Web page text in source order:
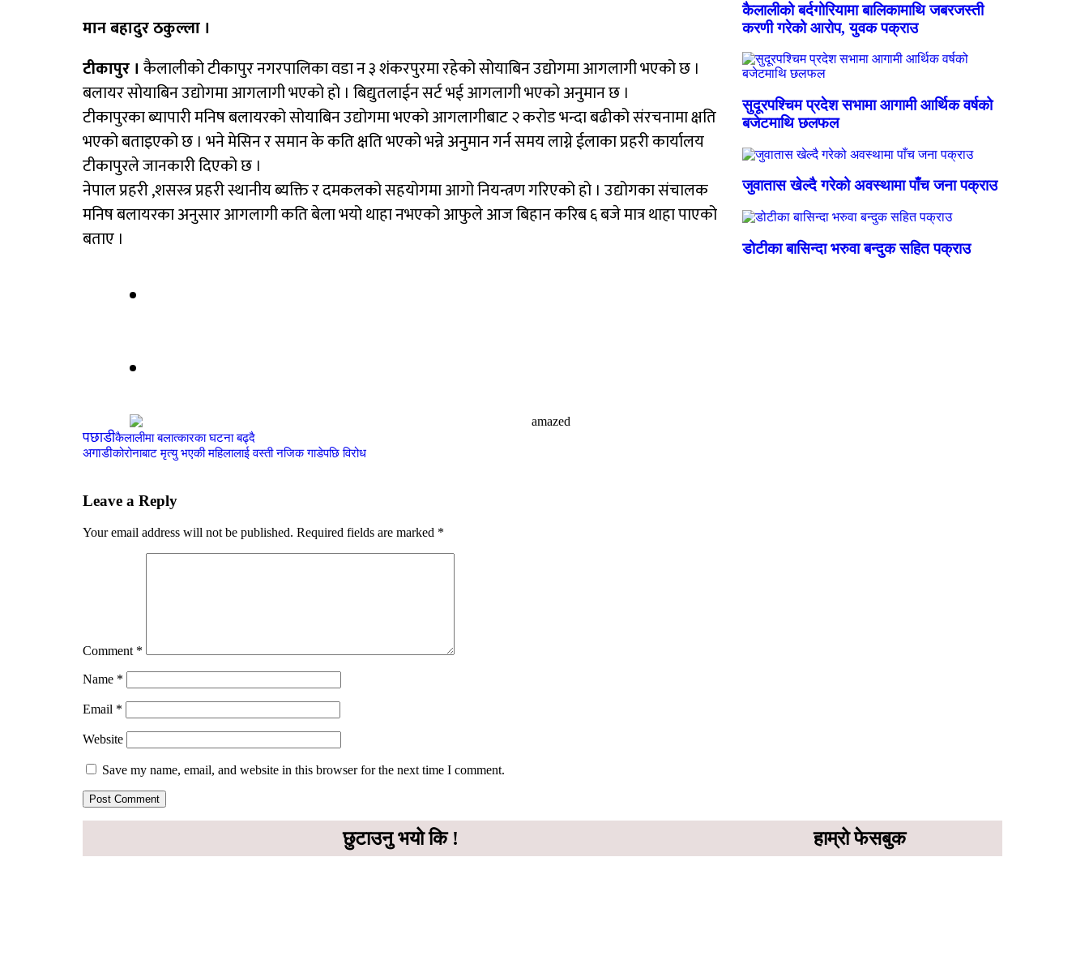
मान बहादुर ठकुल्ला ।
टीकापुर । कैलालीको टीकापुर नगरपालिका वडा न ३ शंकरपुरमा रहेको सोयाबिन उद्योगमा आगलागी भएको छ ।
बलायर सोयाबिन उद्योगमा आगलागी भएको हो । बिद्युतलाईन सर्ट भई आगलागी भएको अनुमान छ ।
टीकापुरका ब्यापारी मनिष बलायरको सोयाबिन उद्योगमा भएको आगलागीबाट २ करोड भन्दा बढीको संरचनामा क्षति
भएको बताइएको छ । भने मेसिन र समान के कति क्षति भएको भन्ने अनुमान गर्न समय लाग्ने ईलाका प्रहरी कार्यालय
टीकापुरले जानकारी दिएको छ ।
नेपाल प्रहरी ,शसस्त्र प्रहरी स्थानीय ब्यक्ति र दमकलको सहयोगमा आगो नियन्त्रण गरिएको हो । उद्योगका संचालक
मनिष बलायरका अनुसार आगलागी कति बेला भयो थाहा नभएको आफुले आज बिहान करिब ६ बजे मात्र थाहा पाएको
बताए ।
कैलालीको बर्दगोरियामा बालिकामाथि जबरजस्ती
करणी गरेको आरोप, युवक पक्राउ
सुदूरपश्चिम प्रदेश सभामा आगामी आर्थिक वर्षको
बजेटमाथि छलफल
जुवातास खेल्दै गरेको अवस्थामा पाँच जना पक्राउ
डोटीका बासिन्दा भरुवा बन्दुक सहित पक्राउ
पछाडीकैलालीमा बलात्कारका घटना बढ्दै
अगाडीकोरोनाबाट मृत्यु भएकी महिलालाई वस्ती नजिक गाडेपछि विरोध
Leave a Reply
Your email address will not be published. Required fields are marked *
Comment *
Name *
Email *
Website
Save my name, email, and website in this browser for the next time I comment.
छुटाउनु भयो कि ! हाम्रो फेसबुक